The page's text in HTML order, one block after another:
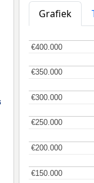
Grafiek
€150.000
€150.000
€200.000
€200.000
€250.000
€250.000
€300.000
€300.000
€350.000
€350.000
€400.000
€400.000